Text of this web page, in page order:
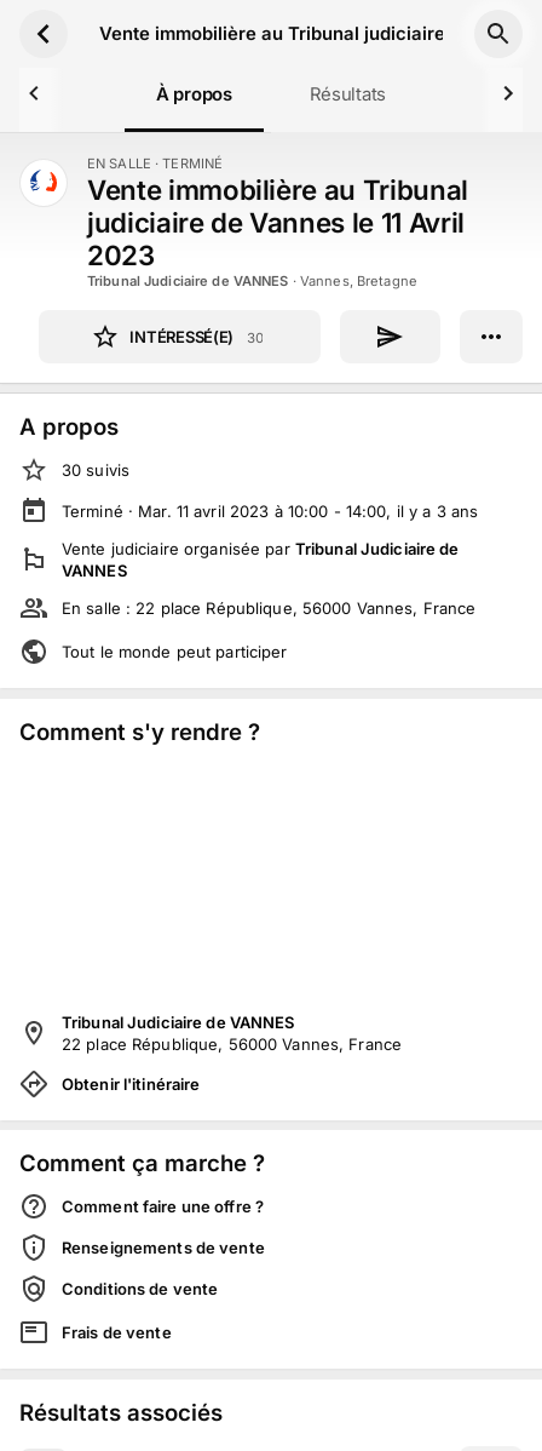
Vente immobilière au Tribunal judiciaire de
À propos Résultats
TERMINÉ EN SALLE · TERMINÉ
Vente immobilière au Tribunal
judiciaire de Vannes le 11 Avril
2023
Tribunal Judiciaire de VANNES · Vannes, Bretagne
INTÉRESSÉ(E) 30
A propos
30 suivis
Terminé · Mar. 11 avril 2023 à 10:00 - 14:00, il y a 3 ans
Vente judiciaire organisée par Tribunal Judiciaire de
VANNES
En salle : 22 place République, 56000 Vannes, France
Tout le monde peut participer
Comment s'y rendre ?
Tribunal Judiciaire de VANNES
22 place République, 56000 Vannes, France
Obtenir l'itinéraire
Comment ça marche ?
Comment faire une offre ?
Renseignements de vente
Conditions de vente
Frais de vente
Résultats associés